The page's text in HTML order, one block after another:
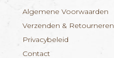
Algemene Voorwaarden
Verzenden & Retourneren
Privacybeleid
Contact